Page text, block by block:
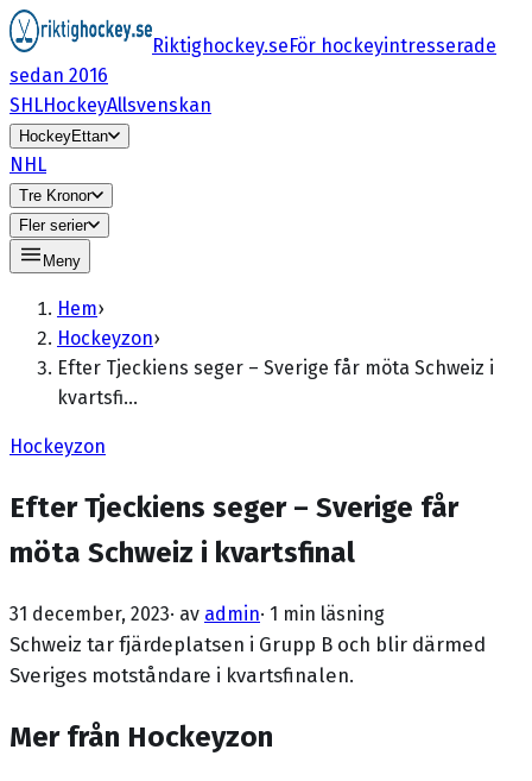
Riktighockey.seFör hockeyintresserade
sedan 2016
SHLHockeyAllsvenskan
HockeyEttan
NHL
Tre Kronor
Fler serier
Meny
Hem›
Hockeyzon›
Efter Tjeckiens seger – Sverige får möta Schweiz i
kvartsfi…
Hockeyzon
Efter Tjeckiens seger – Sverige får
möta Schweiz i kvartsfinal
31 december, 2023· av admin· 1 min läsning
Schweiz tar fjärdeplatsen i Grupp B och blir därmed
Sveriges motståndare i kvartsfinalen.
Mer från Hockeyzon